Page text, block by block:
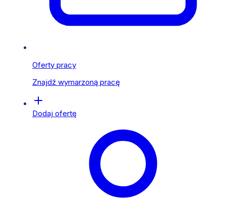
Oferty pracy
Znajdź wymarzoną pracę
Dodaj ofertę